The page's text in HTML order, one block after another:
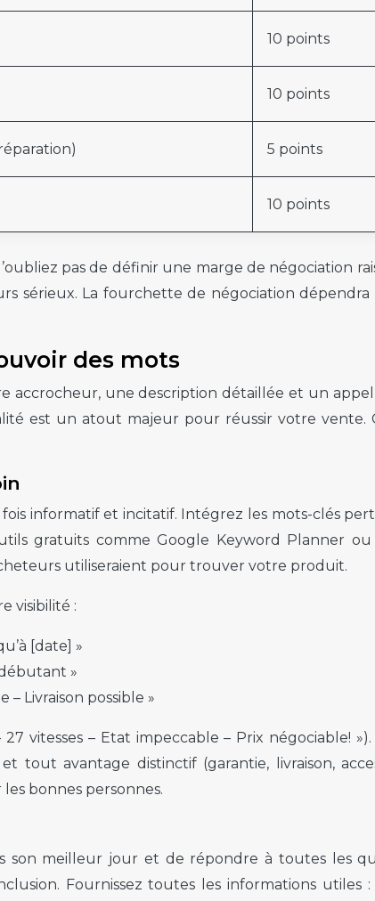
10 points
10 points
5 points
10 points
pas de définir une marge de négociation
sérieux. La fourchette de négociation
des mots
une description détaillée et un appel
est un atout majeur pour réussir votre
informatif et incitatif. Intégrez les mots-clés
gratuits comme Google Keyword Planner
utiliseraient pour trouver votre produit.
visibilité :
[date] »
»
– Livraison possible »
vitesses – Etat impeccable – Prix négociable!
tout avantage distinctif (garantie, livraison,
bonnes personnes.
son meilleur jour et de répondre à toutes les
Fournissez toutes les informations utiles :